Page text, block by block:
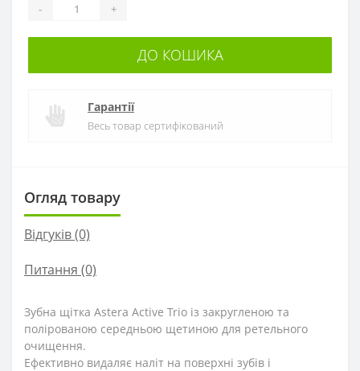
- +
ДО КОШИКА
Гарантії
Весь товар сертифікований
Огляд товару
Відгуків (0)
Питання (0)
Зубна щітка Astera Active Trio із закругленою та
полірованою середньою щетиною для ретельного
очищення.
Ефективно видаляє наліт на поверхні зубів і